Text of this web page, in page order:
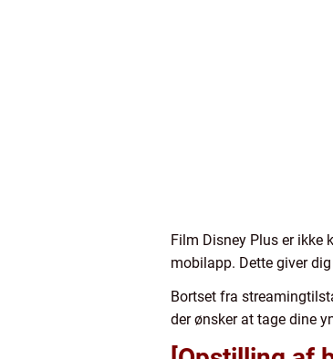
Film Disney Plus er
mobilapp. Dette giver
Bortset fra
der ønsker at tage dine